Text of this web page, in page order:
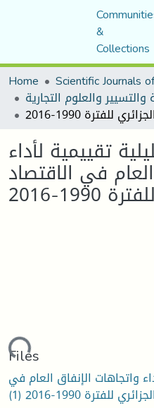
&
Collections
Home
تقييمية لأداء
في الاقتصاد
2016
Files
واتجاهات الإنفاق العام في